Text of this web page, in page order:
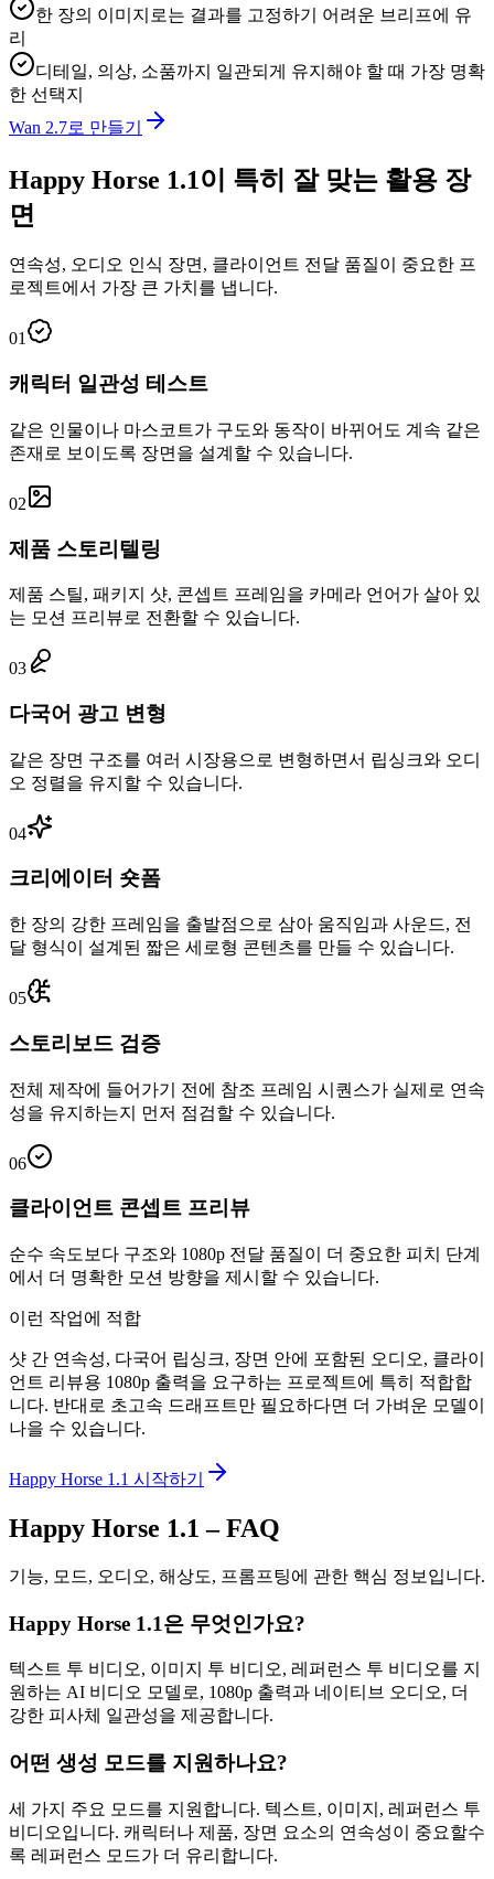
한 장의 이미지로는 결과를 고정하기 어려운 브리프에 유
리
디테일, 의상, 소품까지 일관되게 유지해야 할 때 가장 명확
한 선택지
Wan 2.7로 만들기
Happy Horse 1.1이 특히 잘 맞는 활용 장
면
연속성, 오디오 인식 장면, 클라이언트 전달 품질이 중요한 프
로젝트에서 가장 큰 가치를 냅니다.
01
캐릭터 일관성 테스트
같은 인물이나 마스코트가 구도와 동작이 바뀌어도 계속 같은
존재로 보이도록 장면을 설계할 수 있습니다.
02
제품 스토리텔링
제품 스틸, 패키지 샷, 콘셉트 프레임을 카메라 언어가 살아 있
는 모션 프리뷰로 전환할 수 있습니다.
03
다국어 광고 변형
같은 장면 구조를 여러 시장용으로 변형하면서 립싱크와 오디
오 정렬을 유지할 수 있습니다.
04
크리에이터 숏폼
한 장의 강한 프레임을 출발점으로 삼아 움직임과 사운드, 전
달 형식이 설계된 짧은 세로형 콘텐츠를 만들 수 있습니다.
05
스토리보드 검증
전체 제작에 들어가기 전에 참조 프레임 시퀀스가 실제로 연속
성을 유지하는지 먼저 점검할 수 있습니다.
06
클라이언트 콘셉트 프리뷰
순수 속도보다 구조와 1080p 전달 품질이 더 중요한 피치 단계
에서 더 명확한 모션 방향을 제시할 수 있습니다.
이런 작업에 적합
샷 간 연속성, 다국어 립싱크, 장면 안에 포함된 오디오, 클라이
언트 리뷰용 1080p 출력을 요구하는 프로젝트에 특히 적합합
니다. 반대로 초고속 드래프트만 필요하다면 더 가벼운 모델이
나을 수 있습니다.
Happy Horse 1.1 시작하기
Happy Horse 1.1 – FAQ
기능, 모드, 오디오, 해상도, 프롬프팅에 관한 핵심 정보입니다.
Happy Horse 1.1은 무엇인가요?
텍스트 투 비디오, 이미지 투 비디오, 레퍼런스 투 비디오를 지
원하는 AI 비디오 모델로, 1080p 출력과 네이티브 오디오, 더
강한 피사체 일관성을 제공합니다.
어떤 생성 모드를 지원하나요?
세 가지 주요 모드를 지원합니다. 텍스트, 이미지, 레퍼런스 투
비디오입니다. 캐릭터나 제품, 장면 요소의 연속성이 중요할수
록 레퍼런스 모드가 더 유리합니다.